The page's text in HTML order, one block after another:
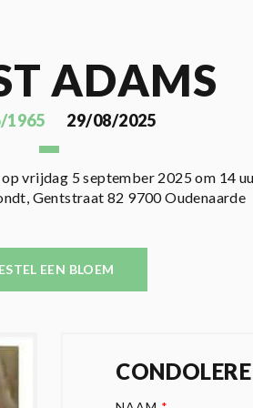
ADAMS
1965 29/08/2025
vrijdag 5 september 2025 om 14
Gentstraat 82 9700 Oudenaarde
EEN BLOEM